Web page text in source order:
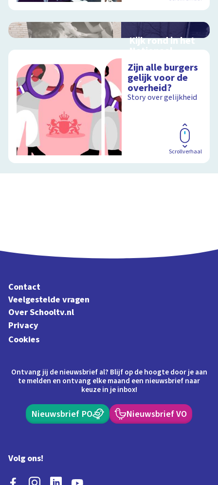
Kijk rond in het
Nationaal
Holocaust
Museum
NOS 360 graden-
special
Schoolplaat
Zijn alle burgers
gelijk voor de
overheid?
Story over gelijkheid
Scrollverhaal
Contact
Veelgestelde vragen
Over Schooltv.nl
Privacy
Cookies
Ontvang jij de nieuwsbrief al? Blijf op de hoogte door je aan
te melden en ontvang elke maand een nieuwsbrief naar
keuze in je inbox!
Nieuwsbrief PO Nieuwsbrief VO
Volg ons!